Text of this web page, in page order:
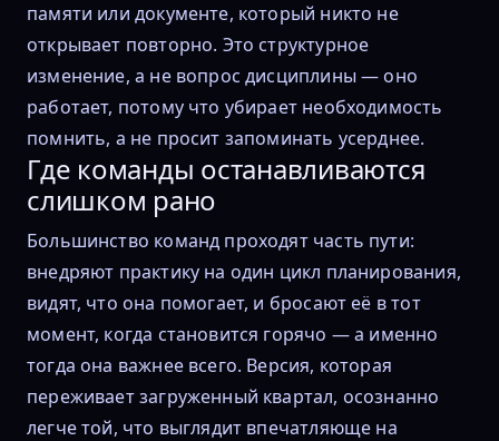
памяти или документе, который никто не
открывает повторно. Это структурное
изменение, а не вопрос дисциплины — оно
работает, потому что убирает необходимость
помнить, а не просит запоминать усерднее.
Где команды останавливаются
слишком рано
Большинство команд проходят часть пути:
внедряют практику на один цикл планирования,
видят, что она помогает, и бросают её в тот
момент, когда становится горячо — а именно
тогда она важнее всего. Версия, которая
переживает загруженный квартал, осознанно
легче той, что выглядит впечатляюще на